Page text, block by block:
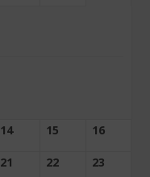
14 15 16
21 22 23